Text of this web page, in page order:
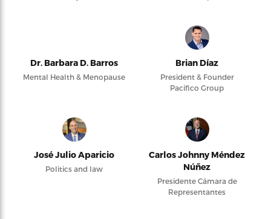
Dr. Barbara D. Barros
Mental Health & Menopause
Brian Díaz
President & Founder
Pacifico Group
José Julio Aparicio
Politics and law
Carlos Johnny Méndez
Núñez
Presidente Cámara de
Representantes